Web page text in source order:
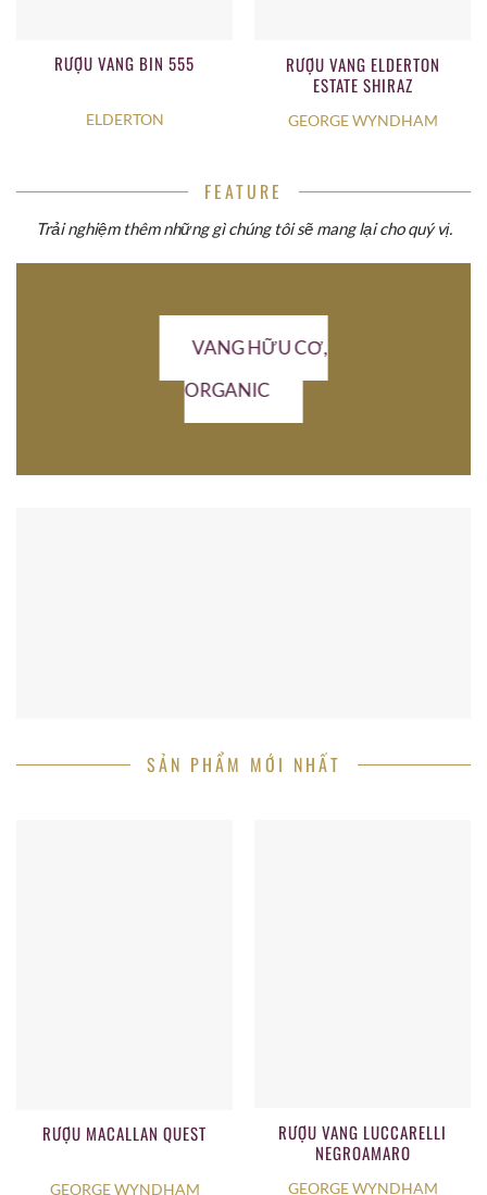
RƯỢU VANG BIN 555
ELDERTON
RƯỢU VANG ELDERTON
ESTATE SHIRAZ
GEORGE WYNDHAM
FEATURE
Trải nghiệm thêm những gì chúng tôi sẽ mang lại cho quý vị.
VANG HỮU CƠ,
ORGANIC
SẢN PHẨM MỚI NHẤT
RƯỢU MACALLAN QUEST
GEORGE WYNDHAM
RƯỢU VANG LUCCARELLI
NEGROAMARO
GEORGE WYNDHAM